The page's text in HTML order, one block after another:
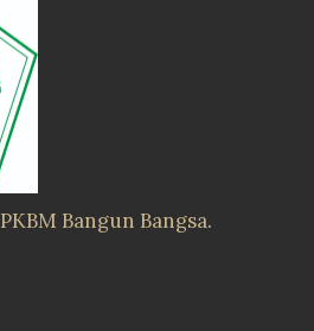
PKBM Bangun Bangsa.